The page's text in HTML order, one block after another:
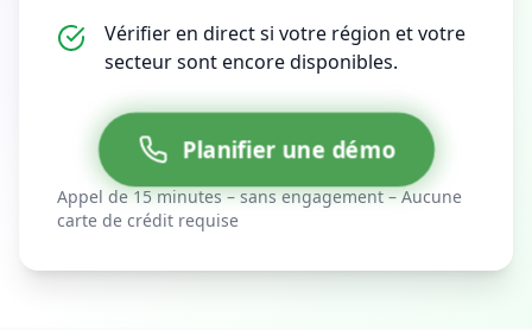
Vérifier en direct si votre région et votre
secteur sont encore disponibles.
Planifier une démo
Appel de 15 minutes – sans engagement – Aucune
carte de crédit requise